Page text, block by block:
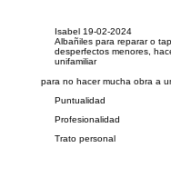
Isabel 19-02-2024
Albañiles para reparar o
desperfectos menores,
unifamiliar
para no hacer mucha obra a
Puntualidad
Profesionalidad
Trato personal